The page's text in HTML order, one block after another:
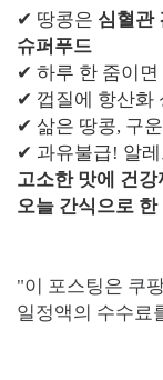
✔ 땅콩은 심혈관
슈퍼푸드
✔ 하루 한 줌이
✔ 껍질에 항산화
✔ 삶은 땅콩, 구
✔ 과유불급! 알레
고소한 맛에 건
오늘 간식으로 한
"이 포스팅은 쿠
일정액의 수수료